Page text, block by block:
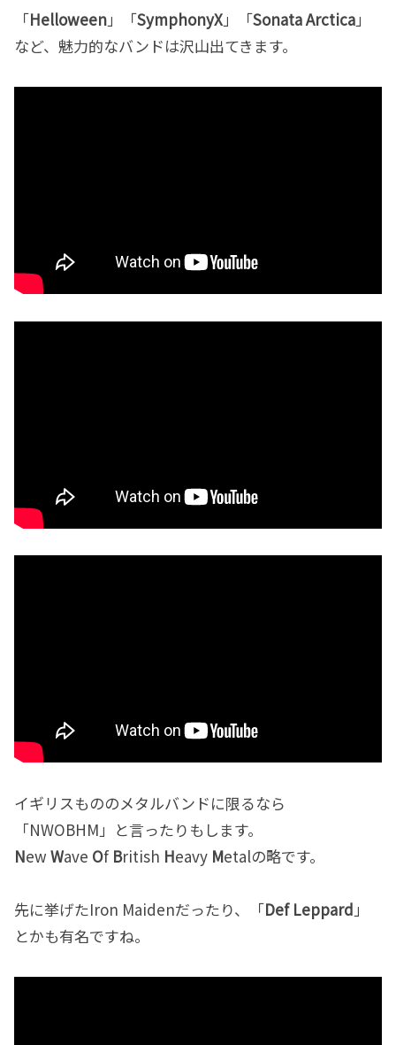
「Helloween」「SymphonyX」「Sonata Arctica」
など、魅力的なバンドは沢山出てきます。
イギリスもののメタルバンドに限るなら
「NWOBHM」と言ったりもします。
New Wave Of British Heavy Metalの略です。
先に挙げたIron Maidenだったり、「Def Leppard」
とかも有名ですね。